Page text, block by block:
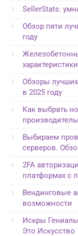
SellerStats:
Обзор пяти
году
Обзоры
в 2025 году
Как выбрать
Выбираем
серверов.
2FA
платформах с
Вендинговые
возможности
Искры
Это Искусство